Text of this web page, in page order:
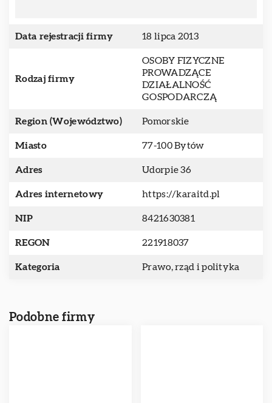
Data rejestracji firmy 18 lipca 2013
Rodzaj firmy
OSOBY FIZYCZNE
PROWADZĄCE
DZIAŁALNOŚĆ
GOSPODARCZĄ
Region (Województwo) Pomorskie
Miasto 77-100 Bytów
Adres Udorpie 36
Adres internetowy https://karaitd.pl
NIP 8421630381
REGON 221918037
Kategoria Prawo, rząd i polityka
Podobne firmy